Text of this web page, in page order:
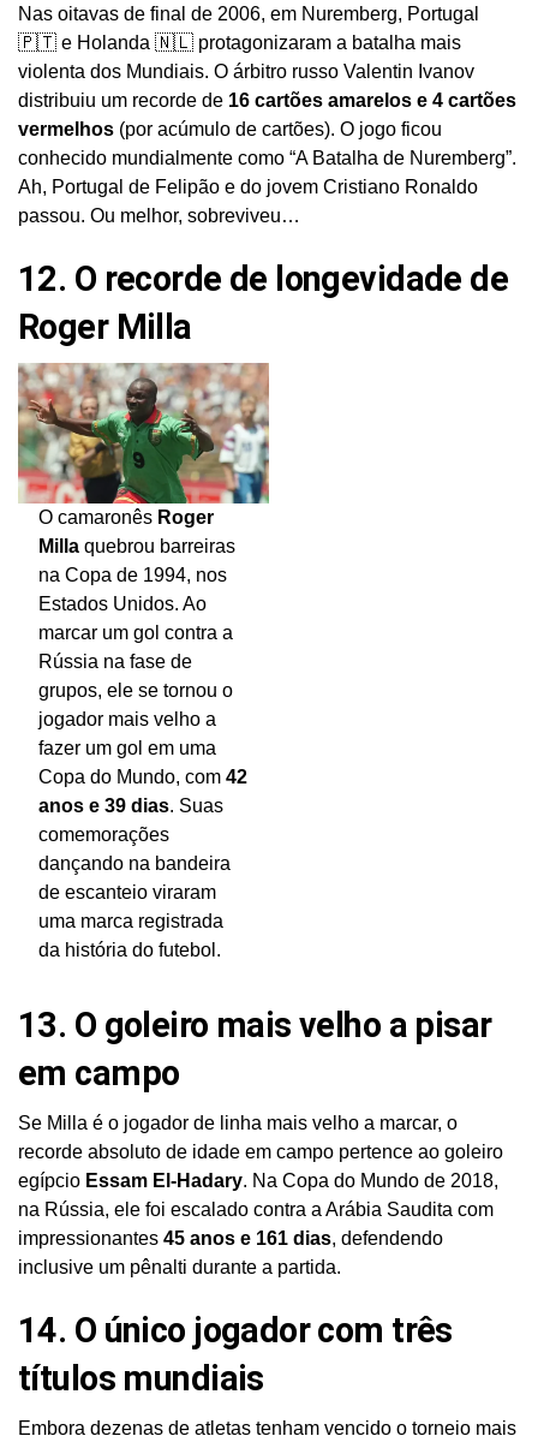
Nas oitavas de final de 2006, em Nuremberg, Portugal
🇵🇹 e Holanda 🇳🇱 protagonizaram a batalha mais
violenta dos Mundiais. O árbitro russo Valentin Ivanov
distribuiu um recorde de 16 cartões amarelos e 4 cartões
vermelhos (por acúmulo de cartões). O jogo ficou
conhecido mundialmente como “A Batalha de Nuremberg”.
Ah, Portugal de Felipão e do jovem Cristiano Ronaldo
passou. Ou melhor, sobreviveu…
12. O recorde de longevidade de
Roger Milla
O camaronês Roger
Millaquebrou barreiras
na Copa de 1994, nos
Estados Unidos. Ao
marcar um gol contra a
Rússia na fase de
grupos, ele se tornou o
jogador mais velho a
fazer um gol em uma
Copa do Mundo, com 42
anos e 39 dias. Suas
comemorações
dançando na bandeira
de escanteio viraram
uma marca registrada
da história do futebol.
13. O goleiro mais velho a pisar
em campo
Se Milla é o jogador de linha mais velho a marcar, o
recorde absoluto de idade em campo pertence ao goleiro
egípcio Essam El-Hadary. Na Copa do Mundo de 2018,
na Rússia, ele foi escalado contra a Arábia Saudita com
impressionantes 45 anos e 161 dias, defendendo
inclusive um pênalti durante a partida.
14. O único jogador com três
títulos mundiais
Embora dezenas de atletas tenham vencido o torneio mais